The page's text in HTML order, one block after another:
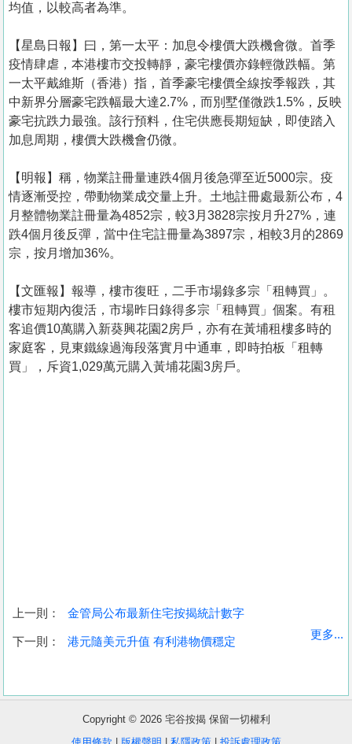
收
盤
均值，以較高者為準。
【星島日報】曰，第一太平：加息令樓價大跌機會微。首季
疫情肆虐，本港樓市交投轉靜，豪宅樓價亦錄輕微跌幅。第
一太平戴維斯（香港）指，首季豪宅樓價全線按季報跌，其
中新界分層豪宅跌幅最大達2.7%，而別墅僅微跌1.5%，反映
豪宅抗跌力最強。該行預料，住宅供應長期短缺，即使踏入
加息周期，樓價大跌機會仍微。
【明報】稱，物業註冊量連跌4個月後急彈至近5000宗。疫
情逐漸受控，帶動物業成交量上升。土地註冊處最新公布，4
月整體物業註冊量為4852宗，較3月3828宗按月升27%，連
跌4個月後反彈，當中住宅註冊量為3897宗，相較3月的2869
宗，按月增加36%。
【文匯報】報導，樓市復旺，二手市場錄多宗「租轉買」。
樓市短期內復活，市場昨日錄得多宗「租轉買」個案。有租
客追價10萬購入新葵興花園2房戶，亦有在黃埔租樓多時的
家庭客，見東鐵線過海段落實月中通車，即時拍板「租轉
買」，斥資1,029萬元購入黃埔花園3房戶。
上一則： 金管局公布最新住宅按揭統計數字
下一則： 港元隨美元升值 有利港物價穩定
更多...
Copyright © 2026 宅谷按揭 保留一切權利